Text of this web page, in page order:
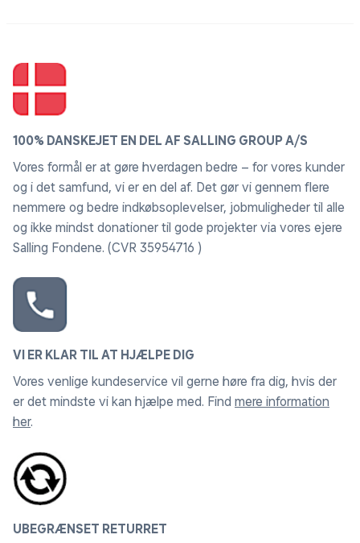
APPS ER FLYVENDE MED APPLES CHIPS
Alle dine favoritter kører lynhurtigt i macOS, bl.a.
Microsoft Excel, Adobe Photoshop og Zoom
HVIS DU ER VILD MED DIN IPHONE, VIL DU ELSKE
MAC
Mac fungerer som en drøm med dine andre Apple-
enheder. Kopiér noget på iPhone, og indsæt det på
Mac. Send SMS’er med Beskeder, eller brug din Mac til
at foretage og besvare FaceTime-opkald.
INDBYGGET DATABESKYTTELSE OG SIKKERHED
Alle Mac-computere er udstyret med stærke
forsvarsteknologier til beskyttelse mod virus og
malware. Hvis du mister din Mac eller får den stjålet,
FileVault sørger for, at dine filer er krypteret, så andre
ikke kan få adgang til dem. Desuden er gratis
sikkerhedsopdateringer med til at beskytte din Mac.
Juridisk tekst
Der er flere konfigurationsmuligheder.
1Apps kan hentes i App Store. Software og indhold
100% DANSKEJET EN DEL AF SALLING GROUP A/S
Vores formål er at gøre hverdagen bedre – for vores kunder
og i det samfund, vi er en del af. Det gør vi gennem flere
nemmere og bedre indkøbsoplevelser, jobmuligheder til alle
og ikke mindst donationer til gode projekter via vores ejere
Salling Fondene. (CVR 35954716 )
VI ER KLAR TIL AT HJÆLPE DIG
Vores venlige kundeservice vil gerne høre fra dig, hvis der
er det mindste vi kan hjælpe med. Find mere information
her.
UBEGRÆNSET RETURRET